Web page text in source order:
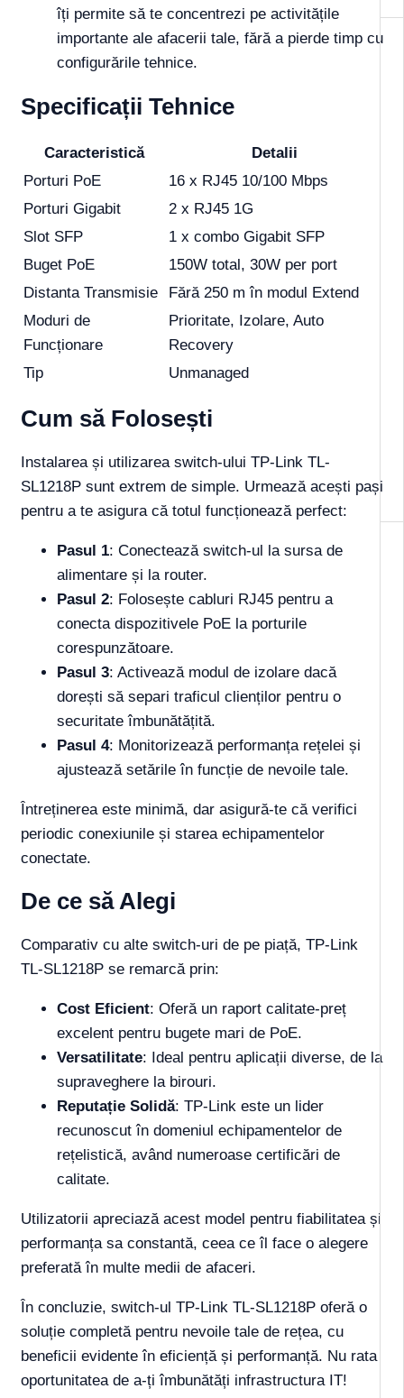
îți permite să te concentrezi pe activitățile
importante ale afacerii tale, fără a pierde timp cu
configurările tehnice.
Specificații Tehnice
Caracteristică
Detalii
Porturi PoE
16 x RJ45 10/100 Mbps
Porturi Gigabit
2 x RJ45 1G
Slot SFP
1 x combo Gigabit SFP
Buget PoE
150W total, 30W per port
Distanta Transmisie
Fără 250 m în modul Extend
Moduri de
Funcționare
Prioritate, Izolare, Auto
Recovery
Tip
Unmanaged
Cum să Folosești
Instalarea și utilizarea switch-ului TP-Link TL-
SL1218P sunt extrem de simple. Urmează acești pași
pentru a te asigura că totul funcționează perfect:
Pasul 1: Conectează switch-ul la sursa de
alimentare și la router.
Pasul 2: Folosește cabluri RJ45 pentru a
conecta dispozitivele PoE la porturile
corespunzătoare.
Pasul 3: Activează modul de izolare dacă
dorești să separi traficul clienților pentru o
securitate îmbunătățită.
Pasul 4: Monitorizează performanța rețelei și
ajustează setările în funcție de nevoile tale.
Întreținerea este minimă, dar asigură-te că verifici
periodic conexiunile și starea echipamentelor
conectate.
De ce să Alegi
Comparativ cu alte switch-uri de pe piață, TP-Link
TL-SL1218P se remarcă prin:
Cost Eficient: Oferă un raport calitate-preț
excelent pentru bugete mari de PoE.
Versatilitate: Ideal pentru aplicații diverse, de la
supraveghere la birouri.
Reputație Solidă: TP-Link este un lider
recunoscut în domeniul echipamentelor de
rețelistică, având numeroase certificări de
calitate.
Utilizatorii apreciază acest model pentru fiabilitatea și
performanța sa constantă, ceea ce îl face o alegere
preferată în multe medii de afaceri.
În concluzie, switch-ul TP-Link TL-SL1218P oferă o
soluție completă pentru nevoile tale de rețea, cu
beneficii evidente în eficiență și performanță. Nu rata
oportunitatea de a-ți îmbunătăți infrastructura IT!